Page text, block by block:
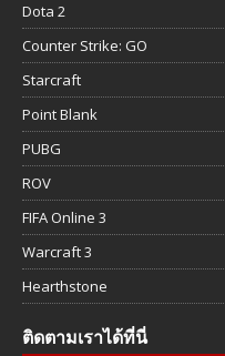
Dota 2
Counter Strike: GO
Starcraft
Point Blank
PUBG
ROV
FIFA Online 3
Warcraft 3
Hearthstone
ติดตามเราได้ที่นี่